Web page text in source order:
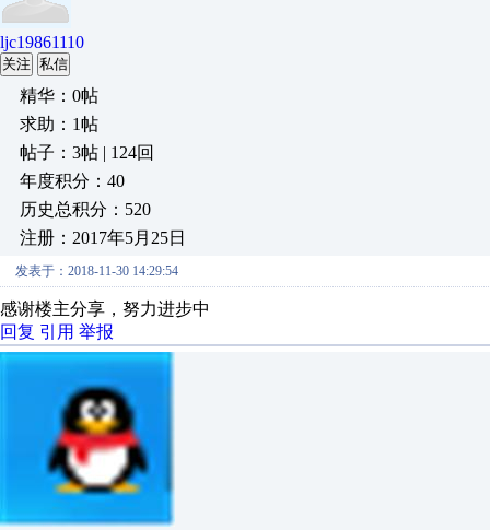
ljc19861110
关注 私信
精华：0帖
求助：1帖
帖子：3帖 | 124回
年度积分：40
历史总积分：520
注册：2017年5月25日
发表于：2018-11-30 14:29:54
感谢楼主分享，努力进步中
回复 引用 举报